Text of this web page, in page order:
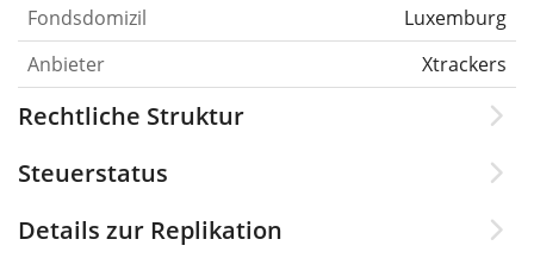
Fondsdomizil
Luxemburg
Anbieter
Xtrackers
Rechtliche Struktur
Steuerstatus
Details zur Replikation